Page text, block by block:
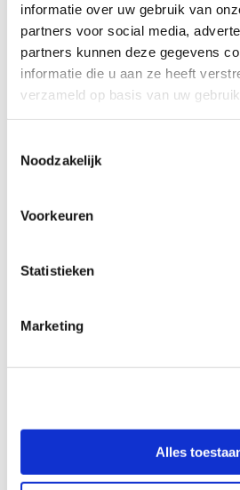
informatie over uw gebruik van
partners voor social media,
partners kunnen deze gegevens
informatie die u aan ze heeft
verzameld op basis van uw
Noodzakelijk
Voorkeuren
Statistieken
Marketing
Alles
Anja draagt bij aan de
van het
zorgt voor heldere
richting organisaties,
professionals.
verhalen,
Staat voor een
Schuldenknooppunt
wet- en regelgeving
daarbij altijd naar de